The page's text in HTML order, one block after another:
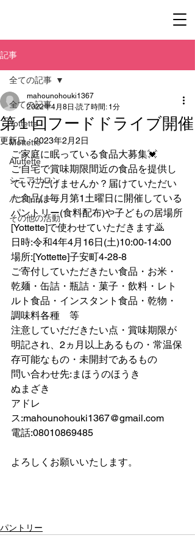
記事
全ての記事
Yottette
Mottette
Aluttette
シニアサロン
パントリー
その他の活動
全ての記事
第１回フードドライブ開催
mahounohouki1367
2022年4月8日 読了時間: 1分
更新日：2023年2月2日
ご家庭に眠っている食品大募集💓
ご自宅で賞味期限間近の食品を提供し
ていただけませんか？届けていただい
た食品は毎月第1土曜日に開催している
パントリー(食料配布)や子どもの居場所
[Yottette]で使わせていただきます🙇
日時:令和4年4月16日(土)10:00-14:00
場所:[Yottette]子安町4-28-8
ご寄付していただきたい食品・お米・
乾麺・缶詰・瓶詰・菓子・飲料・レト
ルト食品・インスタント食品・乾物・
調味料各種　等
注意していだだきたい点・賞味期限が
明記され、2ヵ月以上あるもの・常温保
存可能なもの・未開封であるもの
問い合わせ先:まほうのほうき
ぬまざき
アドレ
ス:mahounohouki1367@gmail.com
電話:08010869485
よろしくお願いいたします。
パントリー